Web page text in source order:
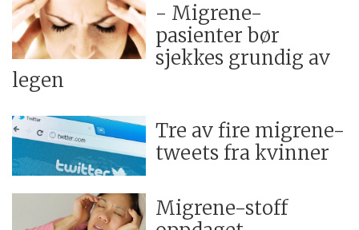
- Migrene-
pasienter bør
sjekkes grundig av
legen
Tre av fire migrene-
tweets fra kvinner
Migrene-stoff